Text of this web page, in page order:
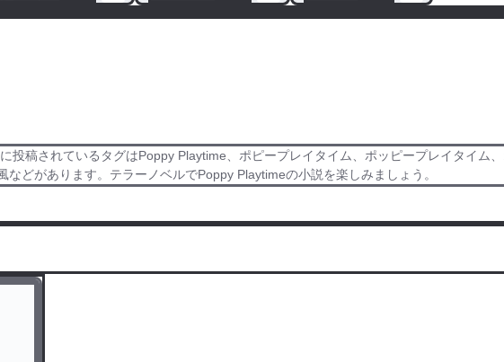
稿されているタグはPoppy Playtime、ポピープレイタイム、ポッピープレイタイム
どがあります。テラーノベルでPoppy Playtimeの小説を楽しみましょう。